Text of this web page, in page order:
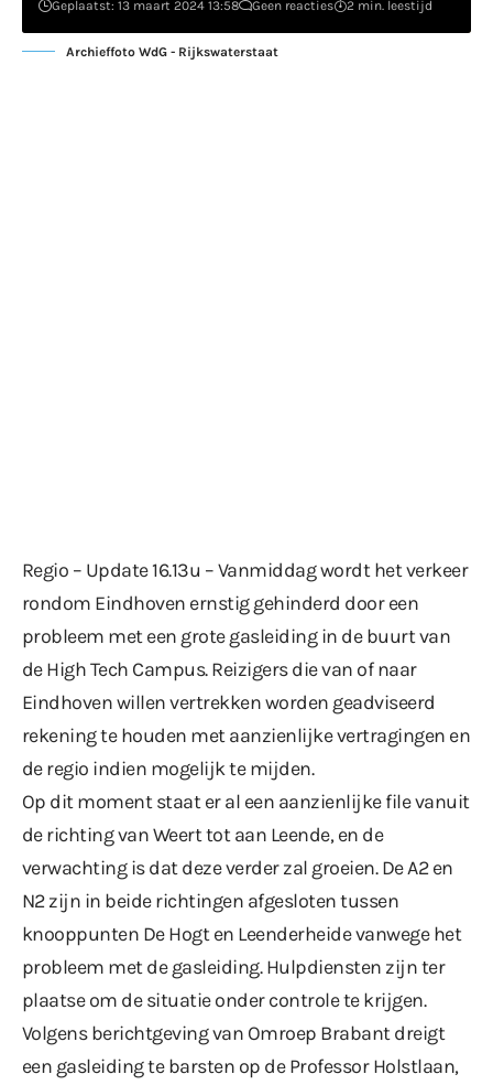
Geplaatst: 13 maart 2024 13:58
Geen reacties 2 min. leestijd
Archieffoto WdG - Rijkswaterstaat
Regio – Update 16.13u – Vanmiddag wordt het verkeer
rondom Eindhoven ernstig gehinderd door een
probleem met een grote gasleiding in de buurt van
de High Tech Campus. Reizigers die van of naar
Eindhoven willen vertrekken worden geadviseerd
rekening te houden met aanzienlijke vertragingen en
de regio indien mogelijk te mijden.
Op dit moment staat er al een aanzienlijke file vanuit
de richting van Weert tot aan Leende, en de
verwachting is dat deze verder zal groeien. De A2 en
N2 zijn in beide richtingen afgesloten tussen
knooppunten De Hogt en Leenderheide vanwege het
probleem met de gasleiding. Hulpdiensten zijn ter
plaatse om de situatie onder controle te krijgen.
Volgens berichtgeving van Omroep Brabantdreigt
een gasleiding te barsten op de Professor Holstlaan,